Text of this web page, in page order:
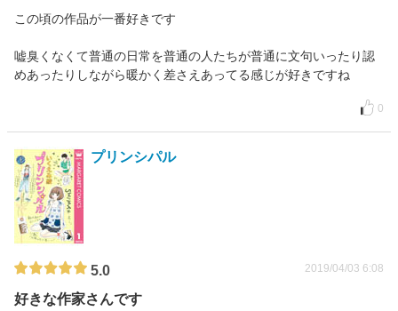
この頃の作品が一番好きです
嘘臭くなくて普通の日常を普通の人たちが普通に文句いったり認
めあったりしながら暖かく差さえあってる感じが好きですね
0
プリンシパル
5.0 2019/04/03 6:08
好きな作家さんです